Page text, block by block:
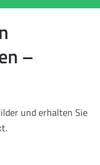
–
und erhalten Sie